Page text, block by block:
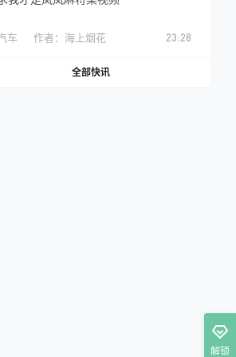
车 作者： 海上烟花 23:28
全部快讯
解锁